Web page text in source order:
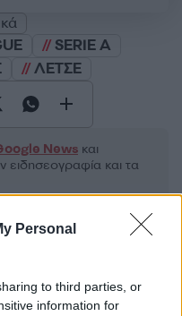
Personal
to third parties, or
information for
SERIE A
ΛΕΤΣΕ
News και
ειδησεογραφία και τα